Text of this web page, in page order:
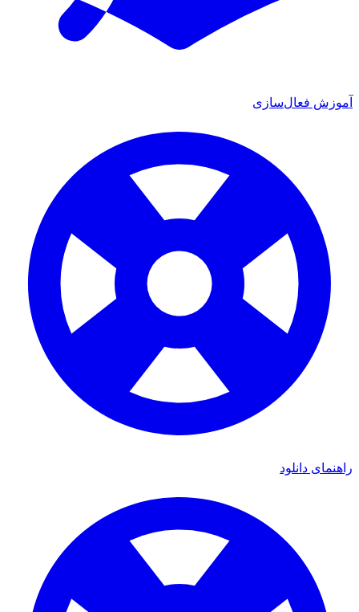
فعال‌سازی
دانلود